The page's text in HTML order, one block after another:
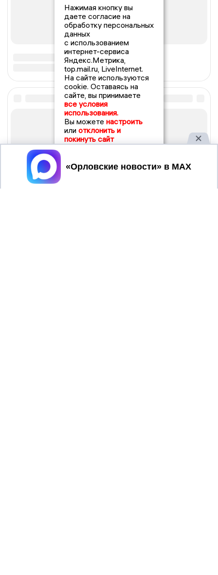
Нажимая кнопку вы
даете согласие на
обработку персональных
данных
с использованием
интернет-сервиса
Яндекс.Метрика,
top.mail.ru, LiveInternet.
На сайте используются
cookie. Оставаясь на
сайте, вы принимаете
все условия
использования.
Вы можете настроить
или отклонить и
покинуть сайт
Принять